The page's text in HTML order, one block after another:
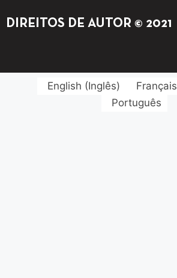
DIREITOS DE AUTOR © 2021
English (Inglês) Français
Português